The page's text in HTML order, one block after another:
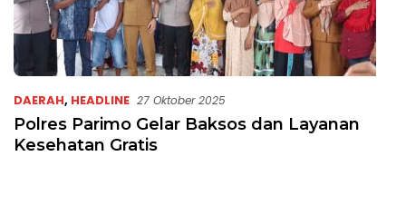
DAERAH, HEADLINE 27 Oktober 2025
Polres Parimo Gelar Baksos dan Layanan
Kesehatan Gratis